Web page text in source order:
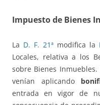
Impuesto de Bienes
La D. F. 21ª modifica la
Locales, relativa a los
sobre Bienes
venían aplicando
entrada en vigor de